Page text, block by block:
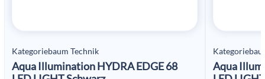
Kategoriebaum Technik
Aqua Illumination HYDRA EDGE 68
Aqua